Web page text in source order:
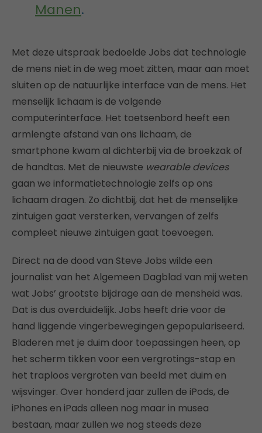
Manen.
Met deze uitspraak bedoelde Jobs dat technologie
de mens niet in de weg moet zitten, maar aan moet
sluiten op de natuurlijke interface van de mens. Het
menselijk lichaam is de volgende
computerinterface. Het toetsenbord heeft een
armlengte afstand van ons lichaam, de
smartphone kwam al dichterbij via de broekzak of
de handtas. Met de nieuwste wearable devices
gaan we informatietechnologie zelfs op ons
lichaam dragen. Zo dichtbij, dat het de menselijke
zintuigen gaat versterken, vervangen of zelfs
compleet nieuwe zintuigen gaat toevoegen.
Direct na de dood van Steve Jobs wilde een
journalist van het Algemeen Dagblad van mij weten
wat Jobs’ grootste bijdrage aan de mensheid was.
Dat is dus overduidelijk. Jobs heeft drie voor de
hand liggende vingerbewegingen gepopulariseerd.
Bladeren met je duim door toepassingen heen, op
het scherm tikken voor een vergrotings-stap en
het traploos vergroten van beeld met duim en
wijsvinger. Over honderd jaar zullen de iPods, de
iPhones en iPads alleen nog maar in musea
bestaan, maar zullen we nog steeds deze